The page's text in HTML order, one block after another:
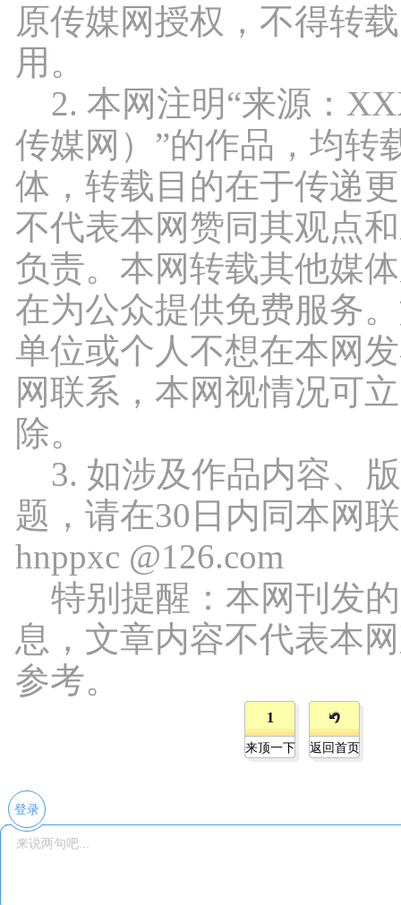
原传媒网授权，不得转
用。
2. 本网注明“来源：
传媒网）”的作品，均转
体，转载目的在于传递
不代表本网赞同其观点
负责。本网转载其他媒
在为公众提供免费服务
单位或个人不想在本网
网联系，本网视情况可
除。
3. 如涉及作品内容、
题，请在30日内同本网
hnppxc @126.com
特别提醒：本网刊发
息，文章内容不代表本
参考。
1
来顶一下 返回首页
登录